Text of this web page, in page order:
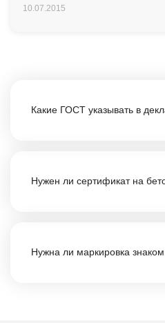
10.07.2015
Какие ГОСТ указывать в
12730.5, 12730.0/1 и др.) —
Нужен ли сертификат на
(плиты, блоки, трубы и т. д.).
Нужна ли маркировка